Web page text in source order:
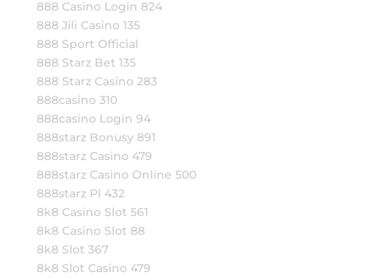
888 Casino Login 824
888 Jili Casino 135
888 Sport Official
888 Starz Bet 135
888 Starz Casino 283
888casino 310
888casino Login 94
888starz Bonusy 891
888starz Casino 479
888starz Casino Online 500
888starz Pl 432
8k8 Casino Slot 561
8k8 Casino Slot 88
8k8 Slot 367
8k8 Slot Casino 479